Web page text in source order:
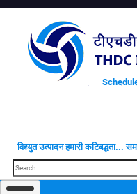
विद्द्युत उत्पादन हमारी कटिबद्धता...